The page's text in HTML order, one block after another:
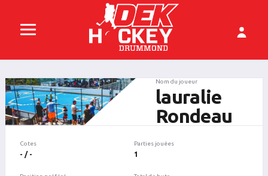
Nom du joueur
lauralie
Rondeau
Cotes
- / -
Parties jouées
1